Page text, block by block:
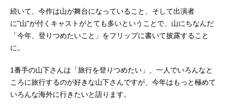
続いて、今作は山が舞台になっていること、そして出演者
に"山"が付くキャストがとても多いということで、山にちなんだ
「今年、登りつめたいこと」をフリップに書いて披露すること
に。
1番手の山下さんは「旅行を登りつめたい」、一人でいろんなと
ころに旅行するのが好きな山下さんですが、今年はもっと極めて
いろんな海外に行きたいと語ります。